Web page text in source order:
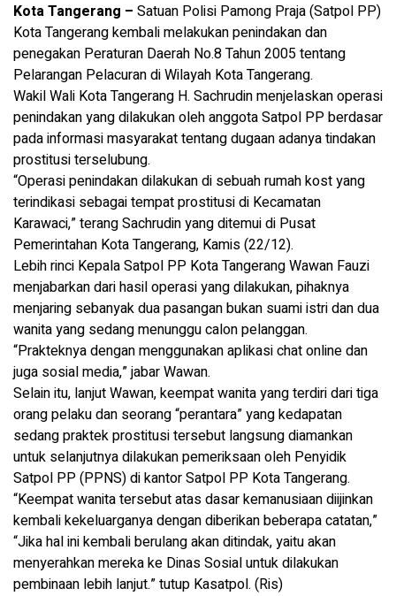
Kota Tangerang – Satuan Polisi Pamong Praja (Satpol PP)
Kota Tangerang kembali melakukan penindakan dan
penegakan Peraturan Daerah No.8 Tahun 2005 tentang
Pelarangan Pelacuran di Wilayah Kota Tangerang.
Wakil Wali Kota Tangerang H. Sachrudin menjelaskan operasi
penindakan yang dilakukan oleh anggota Satpol PP berdasar
pada informasi masyarakat tentang dugaan adanya tindakan
prostitusi terselubung.
“Operasi penindakan dilakukan di sebuah rumah kost yang
terindikasi sebagai tempat prostitusi di Kecamatan
Karawaci,” terang Sachrudin yang ditemui di Pusat
Pemerintahan Kota Tangerang, Kamis (22/12).
Lebih rinci Kepala Satpol PP Kota Tangerang Wawan Fauzi
menjabarkan dari hasil operasi yang dilakukan, pihaknya
menjaring sebanyak dua pasangan bukan suami istri dan dua
wanita yang sedang menunggu calon pelanggan.
“Prakteknya dengan menggunakan aplikasi chat online dan
juga sosial media,” jabar Wawan.
Selain itu, lanjut Wawan, keempat wanita yang terdiri dari tiga
orang pelaku dan seorang “perantara” yang kedapatan
sedang praktek prostitusi tersebut langsung diamankan
untuk selanjutnya dilakukan pemeriksaan oleh Penyidik
Satpol PP (PPNS) di kantor Satpol PP Kota Tangerang.
“Keempat wanita tersebut atas dasar kemanusiaan diijinkan
kembali kekeluarganya dengan diberikan beberapa catatan,”
“Jika hal ini kembali berulang akan ditindak, yaitu akan
menyerahkan mereka ke Dinas Sosial untuk dilakukan
pembinaan lebih lanjut.” tutup Kasatpol. (Ris)